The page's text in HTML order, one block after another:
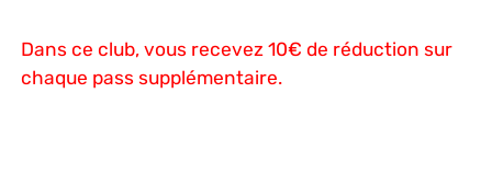
Dans ce club, vous recevez 10€ de réduction sur
chaque pass supplémentaire.